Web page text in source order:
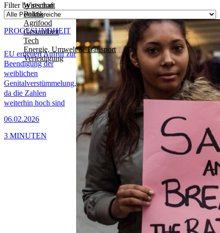
Wirtschaft
Politik
Agrifood
Gesundheit
Tech
Energie, Umwelt & Transport
Verteidigung
Filter by section
EU erneuert Aufruf zur
Beendigung der
weiblichen
Genitalverstümmelung,
da die Zahlen
weiterhin hoch sind
06.02.2026
PROGESUNDHEIT
3 MINUTEN